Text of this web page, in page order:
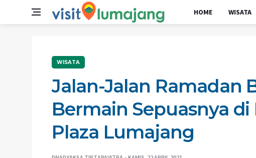
HOME WISATA
WISATA
Jalan-Jalan Ramadan
Bermain Sepuasnya di
Plaza Lumajang